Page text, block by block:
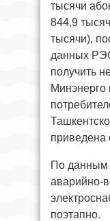
тысячи
844,9
тысячи),
данных
получить
Минэнерго
приведена
По данным
аварийно-
поэтапно.